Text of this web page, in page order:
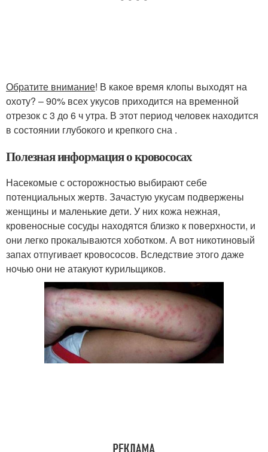
Обратите внимание! В какое время клопы выходят на
охоту? – 90% всех укусов приходится на временной
отрезок с 3 до 6 ч утра. В этот период человек находится
в состоянии глубокого и крепкого сна .
Полезная информация о кровососах
Насекомые с осторожностью выбирают себе
потенциальных жертв. Зачастую укусам подвержены
женщины и маленькие дети. У них кожа нежная,
кровеносные сосуды находятся близко к поверхности, и
они легко прокалываются хоботком. А вот никотиновый
запах отпугивает кровососов. Вследствие этого даже
ночью они не атакуют курильщиков.